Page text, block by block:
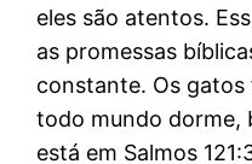
eles são atentos.
as promessas
constante. Os
todo mundo dorme,
está em Salmos